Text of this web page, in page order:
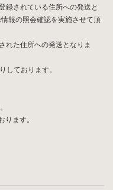
録されている住所への発送と
報の照会確認を実施させて頂
れた住所への発送となりま
しております。
ります。